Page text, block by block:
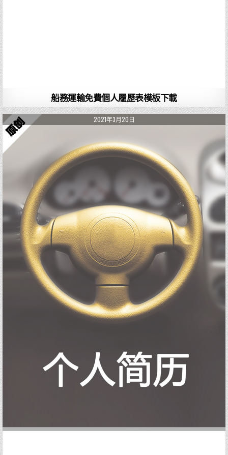
船務運輸免費個人履歷表模板下載
2021年3月20日